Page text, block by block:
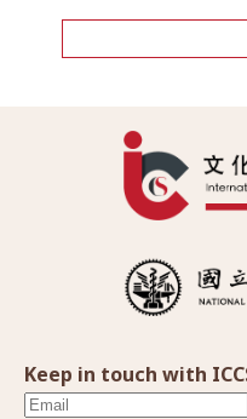
Keep in touch with